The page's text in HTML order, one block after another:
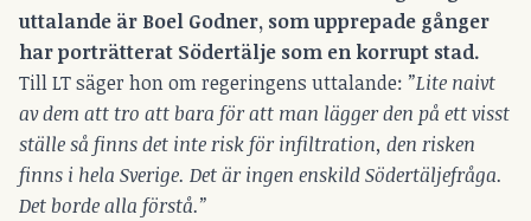
uttalande är Boel Godner, som upprepade gånger
har porträtterat Södertälje som en korrupt stad.
Till LT säger hon om regeringens uttalande: ”Lite naivt
av dem att tro att bara för att man lägger den på ett visst
ställe så finns det inte risk för infiltration, den risken
finns i hela Sverige. Det är ingen enskild Södertäljefråga.
Det borde alla förstå.”